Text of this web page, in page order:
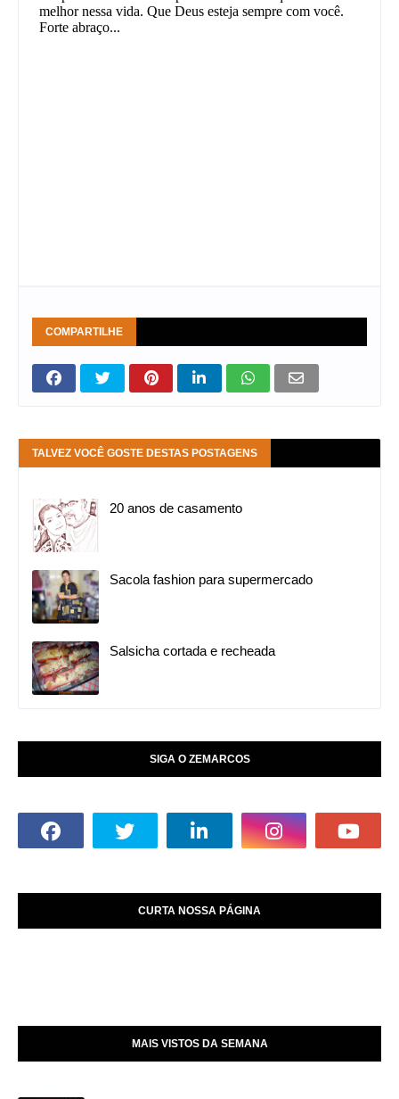
COMPARTILHE
TALVEZ VOCÊ GOSTE DESTAS POSTAGENS
20 anos de casamento
Sacola fashion para supermercado
Salsicha cortada e recheada
SIGA O ZEMARCOS
CURTA NOSSA PÁGINA
MAIS VISTOS DA SEMANA